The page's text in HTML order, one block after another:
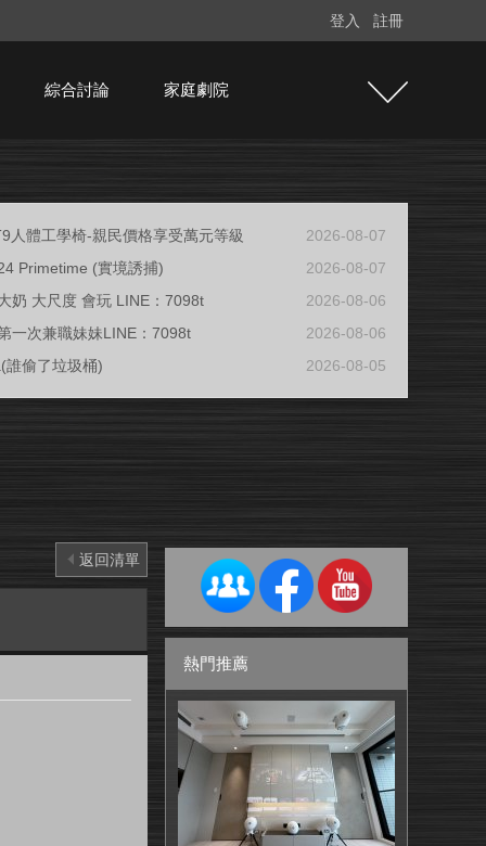
登入 註冊
綜合討論 家庭劇院
人體工學椅-親民價格享受萬元等級
2026-08-07
Primetime (實境誘捕)
2026-08-07
奶 大尺度 會玩 LINE：7098t
2026-08-06
一次兼職妹妹LINE：7098t
2026-08-06
誰偷了垃圾桶)
2026-08-05
返回清單
熱門推薦